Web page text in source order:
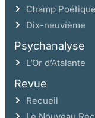
Champ Poétique
Dix-neuvième
Psychanalyse
L’Or d’Atalante
Revue
Recueil